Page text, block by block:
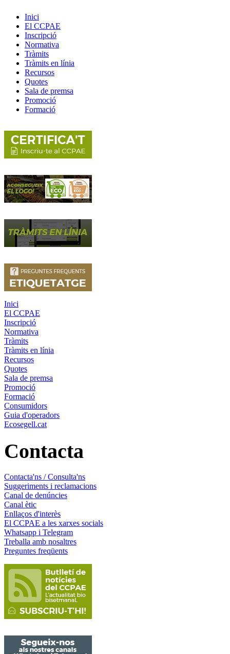
Inici
El CCPAE
Inscripció
Normativa
Tràmits
Tràmits en línia
Recursos
Quotes
Sala de premsa
Promoció
Formació
Inici
El CCPAE
Inscripció
Normativa
Tràmits
Tràmits en línia
Recursos
Quotes
Sala de premsa
Promoció
Formació
Consumidors
Guia d'operadors
Ecosegell.cat
Contacta
Contacta'ns / Consulta'ns
Suggeriments i reclamacions
Canal de denúncies
Canal ètic
Enllaços d'interès
El CCPAE a les xarxes socials
Whatsapp i Telegram
Treballa amb nosaltres
Preguntes freqüents